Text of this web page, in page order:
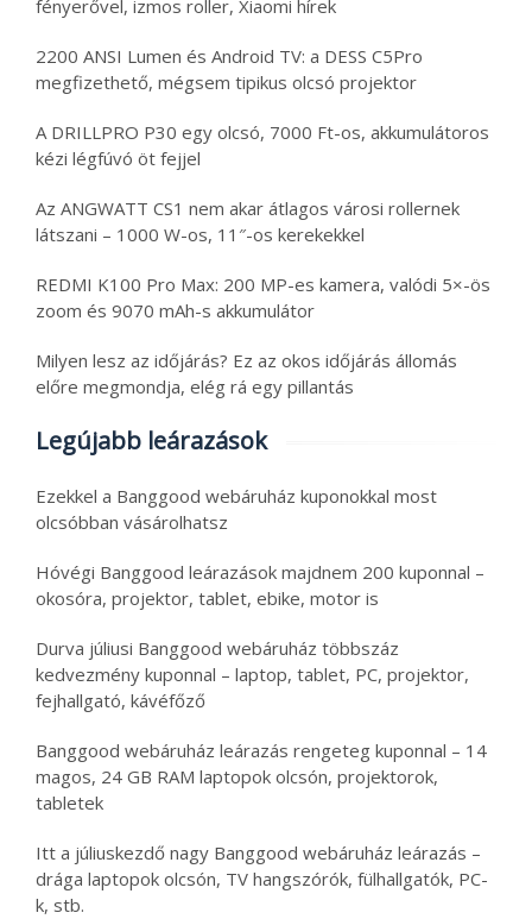
fényerővel, izmos roller, Xiaomi hírek
2200 ANSI Lumen és Android TV: a DESS C5Pro
megfizethető, mégsem tipikus olcsó projektor
A DRILLPRO P30 egy olcsó, 7000 Ft-os, akkumulátoros
kézi légfúvó öt fejjel
Az ANGWATT CS1 nem akar átlagos városi rollernek
látszani – 1000 W-os, 11″-os kerekekkel
REDMI K100 Pro Max: 200 MP-es kamera, valódi 5×-ös
zoom és 9070 mAh-s akkumulátor
Milyen lesz az időjárás? Ez az okos időjárás állomás
előre megmondja, elég rá egy pillantás
Legújabb leárazások
Ezekkel a Banggood webáruház kuponokkal most
olcsóbban vásárolhatsz
Hóvégi Banggood leárazások majdnem 200 kuponnal –
okosóra, projektor, tablet, ebike, motor is
Durva júliusi Banggood webáruház többszáz
kedvezmény kuponnal – laptop, tablet, PC, projektor,
fejhallgató, kávéfőző
Banggood webáruház leárazás rengeteg kuponnal – 14
magos, 24 GB RAM laptopok olcsón, projektorok,
tabletek
Itt a júliuskezdő nagy Banggood webáruház leárazás –
drága laptopok olcsón, TV hangszórók, fülhallgatók, PC-
k, stb.